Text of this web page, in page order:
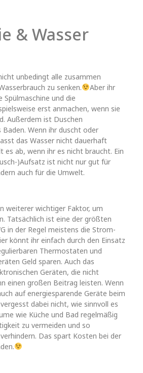
& Wasser
unbedingt alle zusammen
zu senken.
Aber ihr
und die
erst anmachen, wenn sie
Außerdem ist Duschen
Baden. Wenn ihr duscht oder
das Wasser nicht dauerhaft
es ab, wenn ihr es nicht braucht. Ein
)Aufsatz ist nicht nur gut für
auch für die Umwelt.
weiterer wichtiger Faktor, um
Tatsächlich ist eine der größten
in der Regel meistens die Strom-
könnt ihr einfach durch den Einsatz
Thermostaten und
Geld sparen. Auch das
Geräten, die nicht
einen großen Beitrag leisten. Wenn
auf energiesparende Geräte beim
dabei nicht, wie sinnvoll es
wie Küche und Bad regelmäßig
zu vermeiden und so
Das spart Kosten bei der